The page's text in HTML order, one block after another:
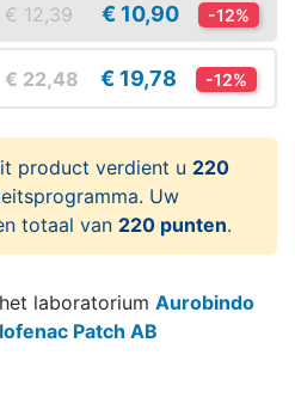
€ 12,39 € 10,90 -12%
€ 22,48 € 19,78 -12%
product verdient u 220
Uw
totaal van 220 punten.
laboratorium Aurobindo
Patch AB